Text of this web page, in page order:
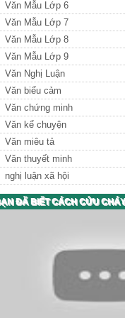
Văn Mẫu Lớp 6
Văn Mẫu Lớp 7
Văn Mẫu Lớp 8
Văn Mẫu Lớp 9
Văn Nghị Luận
Văn biểu cảm
Văn chứng minh
Văn kể chuyện
Văn miêu tả
Văn thuyết minh
nghị luận xã hội
ĐÃ BIẾT CÁCH CỨU